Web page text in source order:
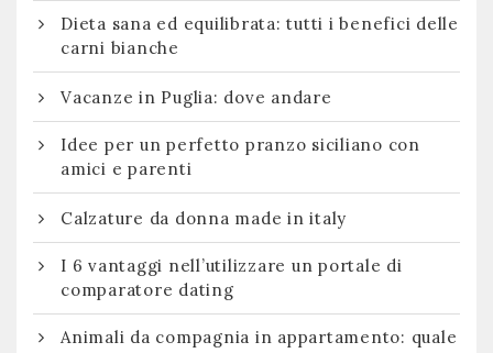
Dieta sana ed equilibrata: tutti i benefici delle
carni bianche
Vacanze in Puglia: dove andare
Idee per un perfetto pranzo siciliano con
amici e parenti
Calzature da donna made in italy
I 6 vantaggi nell’utilizzare un portale di
comparatore dating
Animali da compagnia in appartamento: quale